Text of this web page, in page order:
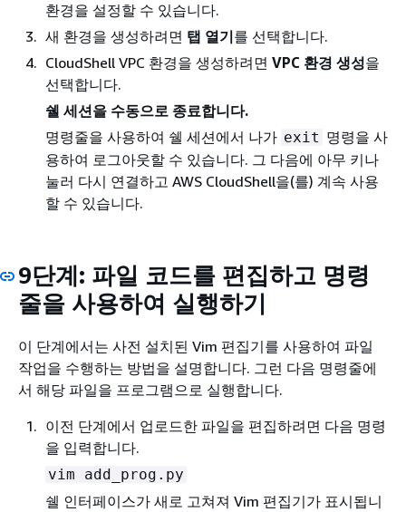
환경을 설정할 수 있습니다.
새 환경을 생성하려면 탭 열기를 선택합니다.
CloudShell VPC 환경을 생성하려면 VPC 환경 생성을
선택합니다.
쉘 세션을 수동으로 종료합니다.
명령줄을 사용하여 쉘 세션에서 나가 exit 명령을 사
용하여 로그아웃할 수 있습니다. 그 다음에 아무 키나
눌러 다시 연결하고 AWS CloudShell을(를) 계속 사용
할 수 있습니다.
9단계: 파일 코드를 편집하고 명령
줄을 사용하여 실행하기
이 단계에서는 사전 설치된 Vim 편집기를 사용하여 파일
작업을 수행하는 방법을 설명합니다. 그런 다음 명령줄에
서 해당 파일을 프로그램으로 실행합니다.
이전 단계에서 업로드한 파일을 편집하려면 다음 명령
을 입력합니다.
vim add_prog.py
쉘 인터페이스가 새로 고쳐져 Vim 편집기가 표시됩니